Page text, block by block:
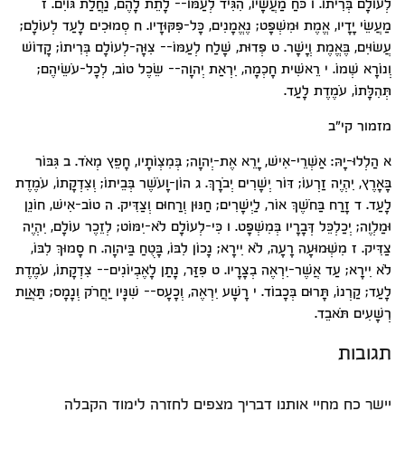
מַעֲשֵׂי יָדָיו, אֱמֶת וּמִשְׁפָּט; נֶאֱמָנִים, כָּל-פִּקּוּדָיו. ח סְמוּכִים לָעַד לְעוֹלָם;
עֲשׂוּיִם, בֶּאֱמֶת וְיָשָׁר. ט פְּדוּת, שָׁלַח לְעַמּוֹ-- צִוָּה-לְעוֹלָם בְּרִיתוֹ; קָדוֹשׁ
וְנוֹרָא שְׁמוֹ. י רֵאשִׁית חָכְמָה, יִרְאַת יְהוָה-- שֵׂכֶל טוֹב, לְכָל-עֹשֵׂיהֶם;
תְּהִלָּתוֹ, עֹמֶדֶת לָעַד.
מזמור קי"ב
א הַלְלוּ-יָהּ: אַשְׁרֵי-אִישׁ, יָרֵא אֶת-יְהוָה; בְּמִצְו‍ֹתָיו, חָפֵץ מְאֹד. ב גִּבּוֹר
בָּאָרֶץ, יִהְיֶה זַרְעוֹ; דּוֹר יְשָׁרִים יְבֹרָךְ. ג הוֹן-וָעֹשֶׁר בְּבֵיתוֹ; וְצִדְקָתוֹ, עֹמֶדֶת
לָעַד. ד זָרַח בַּחֹשֶׁךְ אוֹר, לַיְשָׁרִים; חַנּוּן וְרַחוּם וְצַדִּיק. ה טוֹב-אִישׁ, חוֹנֵן
וּמַלְוֶה; יְכַלְכֵּל דְּבָרָיו בְּמִשְׁפָּט. ו כִּי-לְעוֹלָם לֹא-יִמּוֹט; לְזֵכֶר עוֹלָם, יִהְיֶה
צַדִּיק. ז מִשְּׁמוּעָה רָעָה, לֹא יִירָא; נָכוֹן לִבּוֹ, בָּטֻחַ בַּיהוָה. ח סָמוּךְ לִבּוֹ,
לֹא יִירָא; עַד אֲשֶׁר-יִרְאֶה בְצָרָיו. ט פִּזַּר, נָתַן לָאֶבְיוֹנִים-- צִדְקָתוֹ, עֹמֶדֶת
לָעַד; קַרְנוֹ, תָּרוּם בְּכָבוֹד. י רָשָׁע יִרְאֶה, וְכָעָס-- שִׁנָּיו יַחֲרֹק וְנָמָס; תַּאֲוַת
רְשָׁעִים תֹּאבֵד.
תגובות
יישר כח מחיי אותנו דבריך מצפים לחזרה לימוד הקבלה